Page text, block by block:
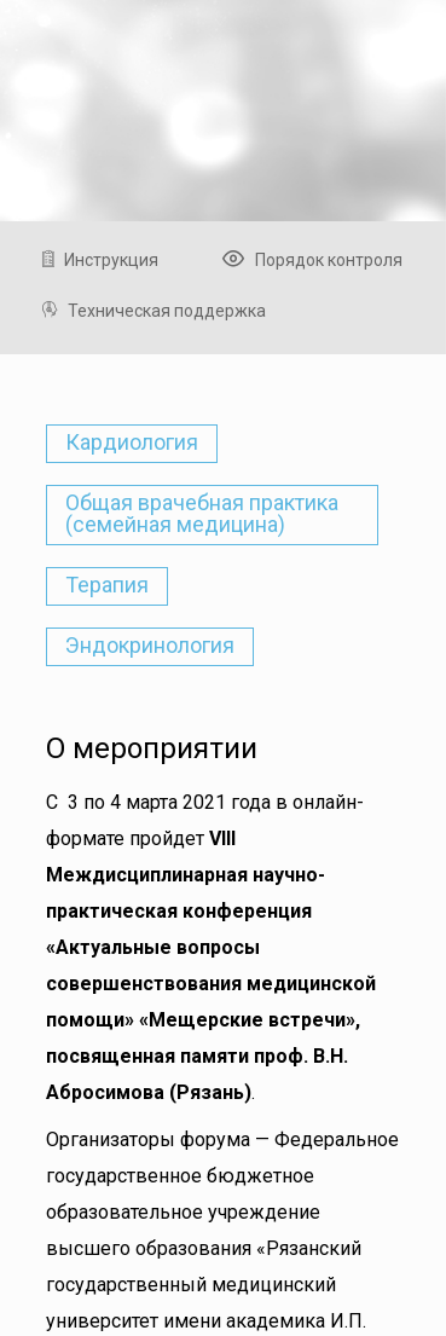
Инструкция Порядок контроля
Техническая поддержка
Кардиология
Общая врачебная практика
(семейная медицина)
Терапия
Эндокринология
О мероприятии
С 3 по 4 марта 2021 года в онлайн-
формате пройдет VIII
Междисциплинарная научно-
практическая конференция
«Актуальные вопросы
совершенствования медицинской
помощи» «Мещерские встречи»,
посвященная памяти проф. В.Н.
Абросимова (Рязань).
Организаторы форума — Федеральное
государственное бюджетное
образовательное учреждение
высшего образования «Рязанский
государственный медицинский
университет имени академика И.П.